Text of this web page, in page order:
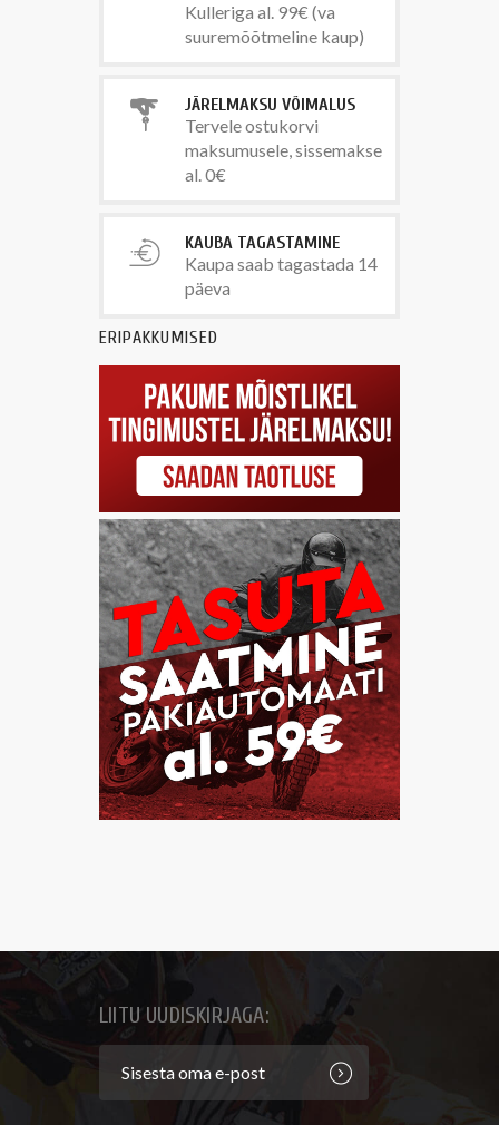
Kulleriga al. 99€ (va
suuremõõtmeline kaup)
JÄRELMAKSU VÕIMALUS
Tervele ostukorvi
maksumusele, sissemakse
al. 0€
KAUBA TAGASTAMINE
Kaupa saab tagastada 14
päeva
ERIPAKKUMISED
LIITU UUDISKIRJAGA: